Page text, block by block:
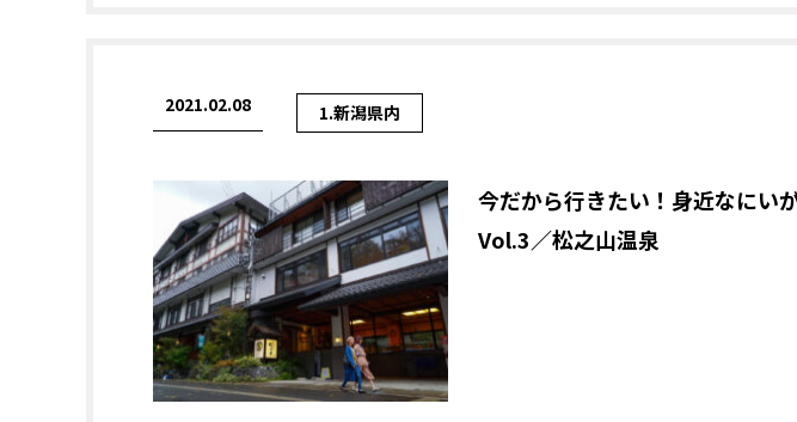
2021.02.08 1.新潟県内
今だから行きたい！身近なにい
Vol.3／松之山温泉